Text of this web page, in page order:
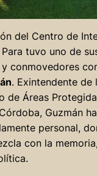
del Centro de
Para tuvo uno de
conmovedores
. Exintendente de
de Áreas
Guzmán
personal,
con la